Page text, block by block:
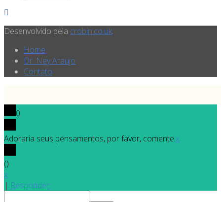
Desenvolvido pela crobin.co.uk.
Home
Dr. Ney Araujo
Contato
0
Adoraria seus pensamentos, por favor, comente.x
()
x
| Responder